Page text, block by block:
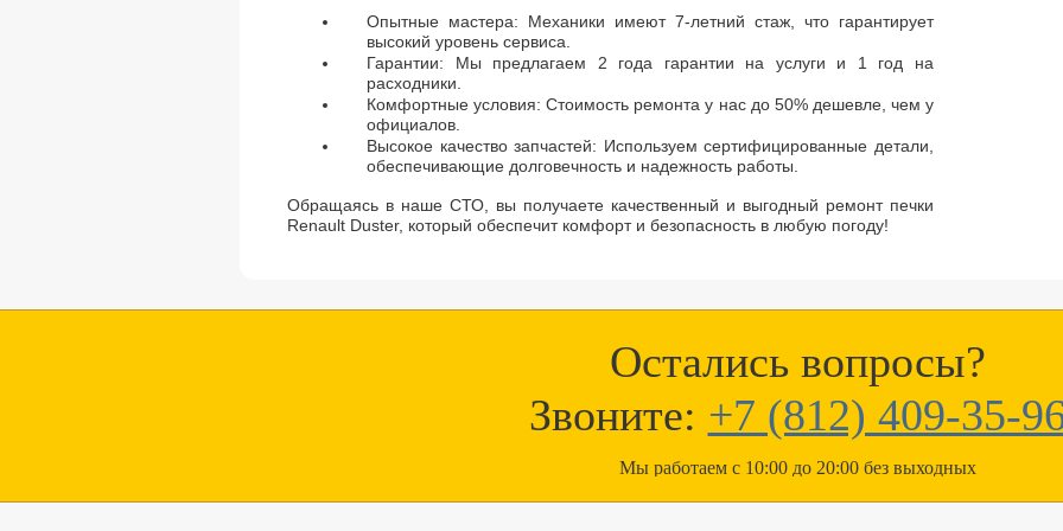
Опытные мастера: Механики имеют 7-летний стаж, что гарантирует
высокий уровень сервиса.
Гарантии: Мы предлагаем 2 года гарантии на услуги и 1 год на
расходники.
Комфортные условия: Стоимость ремонта у нас до 50% дешевле, чем у
официалов.
Высокое качество запчастей: Используем сертифицированные детали,
обеспечивающие долговечность и надежность работы.
Обращаясь в наше СТО, вы получаете качественный и выгодный ремонт печки
Renault Duster, который обеспечит комфорт и безопасность в любую погоду!
Остались вопросы?
Звоните: +7 (812) 409-35-
Мы работаем с 10:00 до 20:00 без выходных